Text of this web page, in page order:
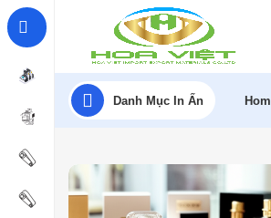
Danh Mục In Ấn